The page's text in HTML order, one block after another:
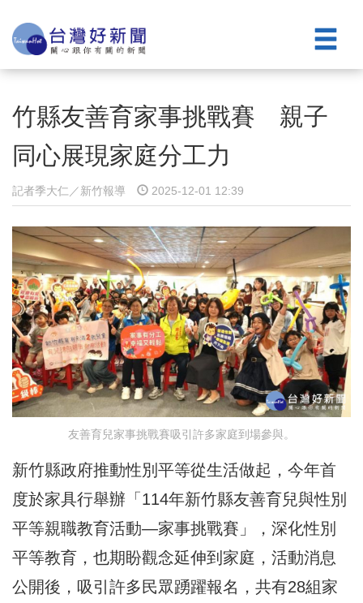
竹縣友善育家事挑戰賽 親子
同心展現家庭分工力
記者季大仁／新竹報導 2025-12-01 12:39
友善育兒家事挑戰賽吸引許多家庭到場參與。
新竹縣政府推動性別平等從生活做起，今年首
度於家具行舉辦「114年新竹縣友善育兒與性別
平等親職教育活動—家事挑戰賽」，深化性別
平等教育，也期盼觀念延伸到家庭，活動消息
公開後，吸引許多民眾踴躍報名，共有28組家